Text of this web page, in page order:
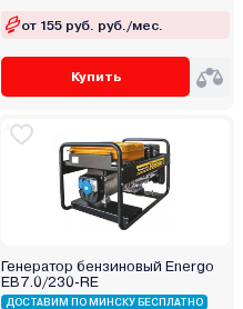
от 155 руб. руб./мес.
Купить
Генератор бензиновый Energo
EB7.0/230-RE
ДОСТАВИМ ПО МИНСКУ БЕСПЛАТНО